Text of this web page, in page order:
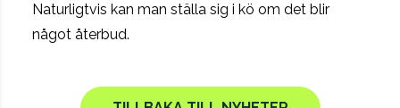
Naturligtvis kan man ställa sig i kö om det blir
något återbud.